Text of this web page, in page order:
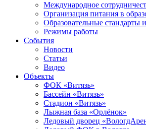
Международное
Организация питания в
Образовательные стандарты
Режимы работы
События
Новости
Статьи
Видео
Объекты
ФОК «Витязь»
Бассейн «Витязь»
Стадион «Витязь»
Лыжная база «Орлёнок»
Ледовый дворец